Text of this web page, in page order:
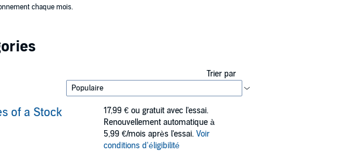
chaque mois.
Trier par
of a Stock
17,99 € ou gratuit avec l'essai.
Renouvellement automatique à
5,99 €/mois après l'essai. Voir
conditions d'éligibilité